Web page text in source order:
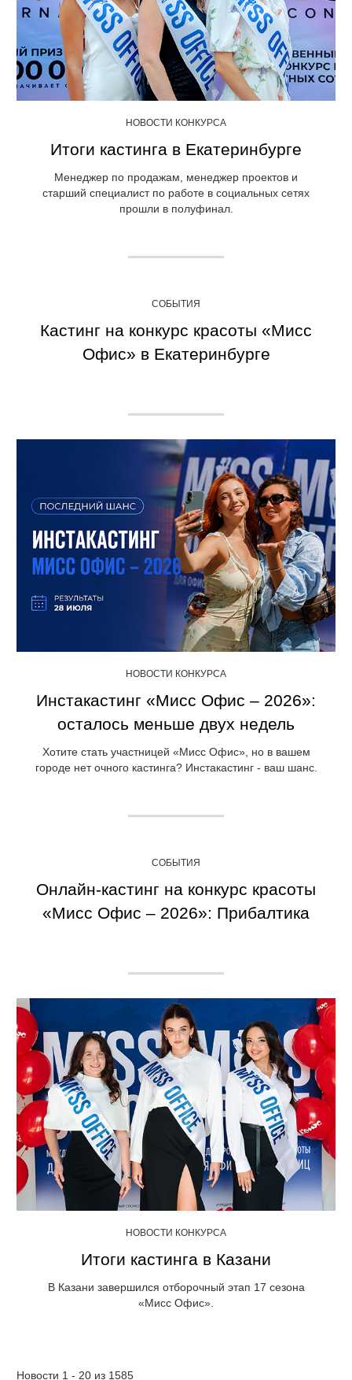
НОВОСТИ КОНКУРСА
Итоги кастинга в Екатеринбурге
Менеджер по продажам, менеджер проектов и
старший специалист по работе в социальных сетях
прошли в полуфинал.
СОБЫТИЯ
Кастинг на конкурс красоты «Мисс
Офис» в Екатеринбурге
НОВОСТИ КОНКУРСА
Инстакастинг «Мисс Офис – 2026»:
осталось меньше двух недель
Хотите стать участницей «Мисс Офис», но в вашем
городе нет очного кастинга? Инстакастинг - ваш шанс.
СОБЫТИЯ
Онлайн-кастинг на конкурс красоты
«Мисс Офис – 2026»: Прибалтика
НОВОСТИ КОНКУРСА
Итоги кастинга в Казани
В Казани завершился отборочный этап 17 сезона
«Мисс Офис».
Новости 1 - 20 из 1585